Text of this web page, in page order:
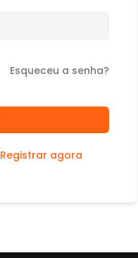
Esqueceu a senha?
Registrar agora